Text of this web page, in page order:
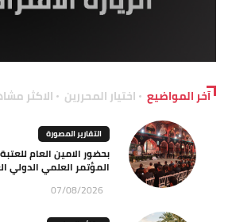
آخر المواضيع اختيار المحررين الاكثر
التقارير المصورة
بحضور الامين العام
المؤتمر العلمي الدولي
07/08/2026